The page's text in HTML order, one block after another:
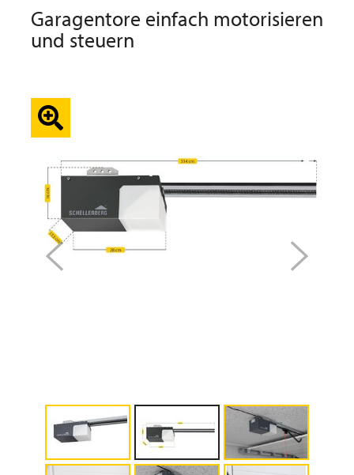
Garagentore einfach motorisieren
und steuern